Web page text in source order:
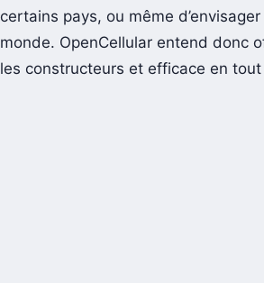
certains pays, ou même
monde. OpenCellular entend donc
les constructeurs et efficace en